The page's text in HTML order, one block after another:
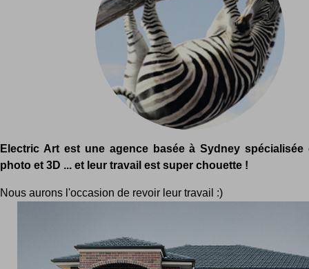
Electric Art est une agence basée à Sydney spécialisée
photo et 3D ... et leur travail est super chouette !
Nous aurons l'occasion de revoir leur travail :)